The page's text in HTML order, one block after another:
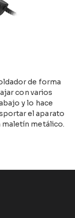
de forma
con varios
y lo hace
el aparato
maletín metálico.